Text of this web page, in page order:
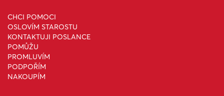
CHCI POMOCI
OSLOVÍM STAROSTU
KONTAKTUJI POSLANCE
POMŮŽU
PROMLUVÍM
PODPOŘÍM
NAKOUPÍM